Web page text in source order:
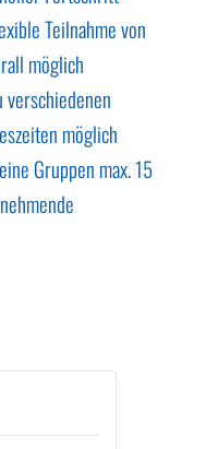
Teilnahme von
möglich
verschiedenen
möglich
Gruppen max. 15